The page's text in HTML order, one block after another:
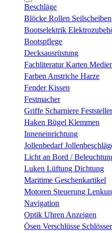
Beschläge
Blöcke Rollen Seilscheiben
Bootselektrik
Bootspflege
Decksausrüstung
Fachliteratur Karten
Farben Anstriche Harze
Fender Kissen
Festmacher
Griffe Scharniere Feststeller
Haken Bügel Klemmen
Inneneinrichtung
Jollenbedarf
Licht an Bord /
Luken Lüftung Dichtung
Maritime Geschenkartikel
Motoren Steuerung
Navigation
Optik Uhren Anzeigen
Ösen Verschlüsse Schlösser